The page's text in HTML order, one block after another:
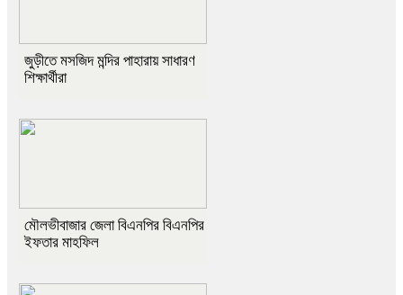
জুড়ীতে মসজিদ মন্দির পাহারায় সাধারণ
শিক্ষার্থীরা
মৌলভীবাজার জেলা বিএনপির বিএনপির
ইফতার মাহফিল